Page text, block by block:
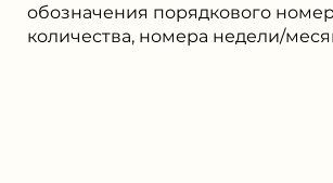
обозначения порядкового
количества, номера недели/